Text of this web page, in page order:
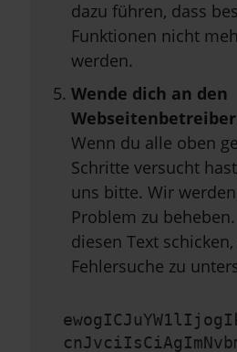
dazu führen, dass
Funktionen nicht
werden.
Wende dich an den
Wenn du alle oben
Schritte versucht
uns bitte. Wir
Problem zu
diesen Text
Fehlersuche zu